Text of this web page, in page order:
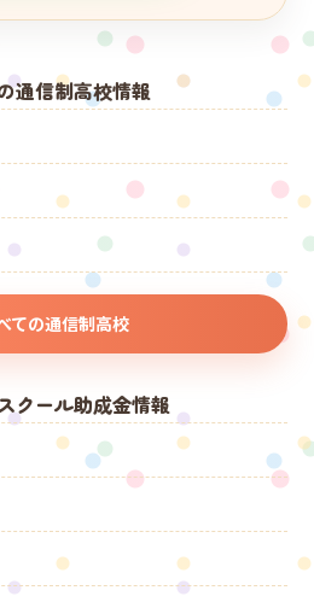
通信制高校情報
ての通信制高校
クール助成金情報